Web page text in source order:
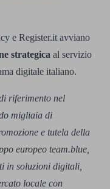
e Register.it avviano
strategica al servizio
digitale italiano.
riferimento nel
migliaia di
e tutela della
europeo team.blue,
in soluzioni digitali,
locale con